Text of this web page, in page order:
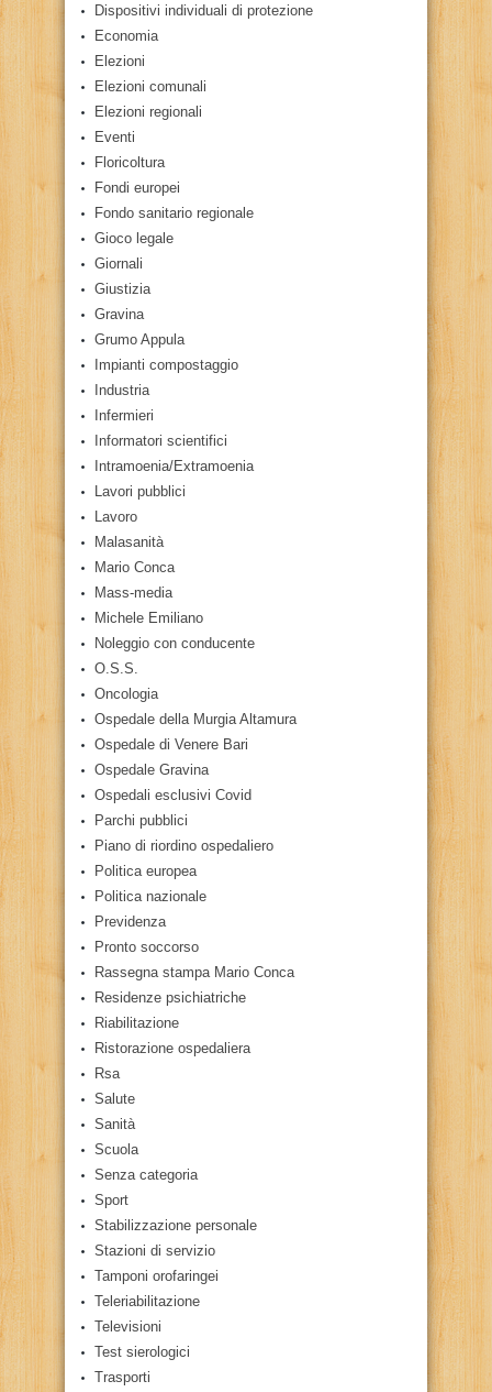
Dispositivi individuali di protezione
Economia
Elezioni
Elezioni comunali
Elezioni regionali
Eventi
Floricoltura
Fondi europei
Fondo sanitario regionale
Gioco legale
Giornali
Giustizia
Gravina
Grumo Appula
Impianti compostaggio
Industria
Infermieri
Informatori scientifici
Intramoenia/Extramoenia
Lavori pubblici
Lavoro
Malasanità
Mario Conca
Mass-media
Michele Emiliano
Noleggio con conducente
O.S.S.
Oncologia
Ospedale della Murgia Altamura
Ospedale di Venere Bari
Ospedale Gravina
Ospedali esclusivi Covid
Parchi pubblici
Piano di riordino ospedaliero
Politica europea
Politica nazionale
Previdenza
Pronto soccorso
Rassegna stampa Mario Conca
Residenze psichiatriche
Riabilitazione
Ristorazione ospedaliera
Rsa
Salute
Sanità
Scuola
Senza categoria
Sport
Stabilizzazione personale
Stazioni di servizio
Tamponi orofaringei
Teleriabilitazione
Televisioni
Test sierologici
Trasporti